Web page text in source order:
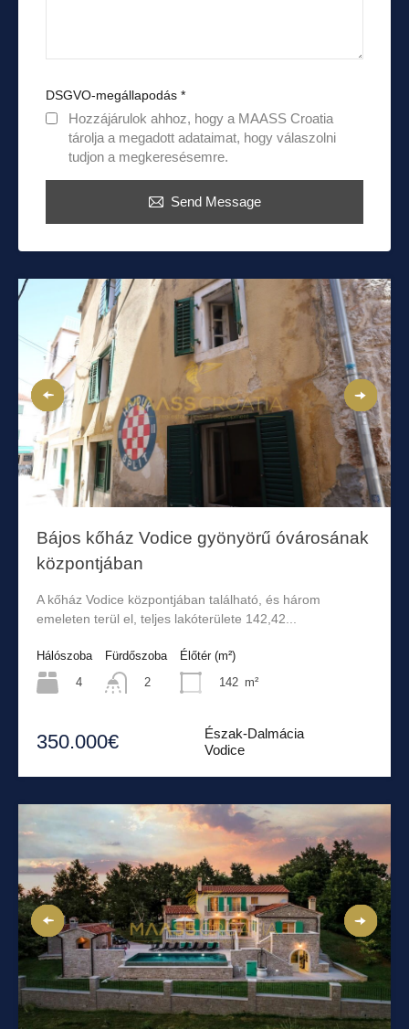
DSGVO-megállapodás *
Hozzájárulok ahhoz, hogy a MAASS Croatia
tárolja a megadott adataimat, hogy válaszolni
tudjon a megkeresésemre.
Send Message
Bájos kőház Vodice gyönyörű óvárosának
központjában
A kőház Vodice központjában található, és három
emeleten terül el, teljes lakóterülete 142,42...
Hálószoba
4
Fürdőszoba
2
Élőtér (m²)
142 m²
350.000€
Észak-Dalmácia
Vodice